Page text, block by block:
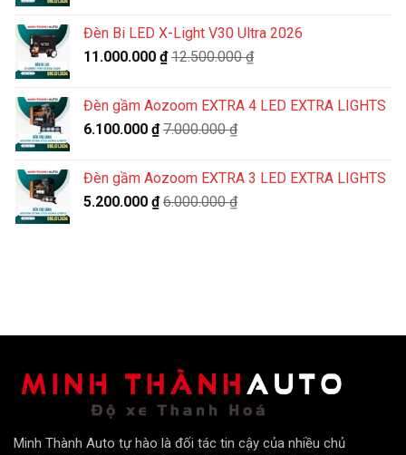
Đèn Bi LED X-Light V30 Ultra 2026
11.000.000 ₫ 12.500.000₫
Đèn gầm Aozoom EXTRA 4 LED EXTRA LIGHTS
6.100.000 ₫ 7.000.000₫
Đèn gầm Aozoom EXTRA 3 LED EXTRA LIGHTS
5.200.000 ₫ 6.000.000₫
Minh Thành Auto tự hào là đối tác tin cậy của nhiều chủ